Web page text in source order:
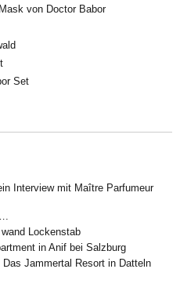
von Doctor Babor
Set
Interview mit Maître Parfumeur
Lockenstab
in Anif bei Salzburg
Jammertal Resort in Datteln